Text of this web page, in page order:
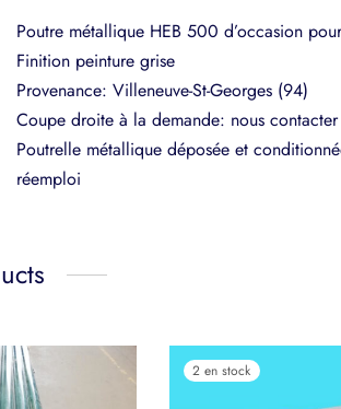
Poutre métallique HEB 500 d’occasion
Finition peinture grise
Provenance: Villeneuve-St-Georges (94)
Coupe droite à la demande: nous
Poutrelle métallique déposée et
réemploi
2 en stock